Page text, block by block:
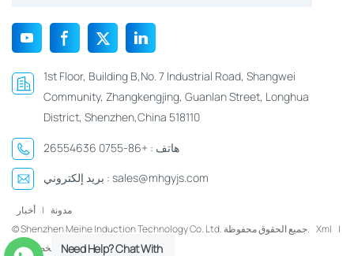
1st Floor, Building B,No. 7 Industrial Road, Shangwei
Community, Zhangkengjing, Guanlan Street, Longhua
District, Shenzhen,China 518110
هاتف : +86-0755 26554636
بريد إلكتروني : sales@mhgyjs.com
مدونة | أخبار
© Shenzhen Meihe Induction Technology Co. Ltd. جميع الحقوق محفوظة. Xml |
سياسة الخصوصيةNeed Help? Chat With